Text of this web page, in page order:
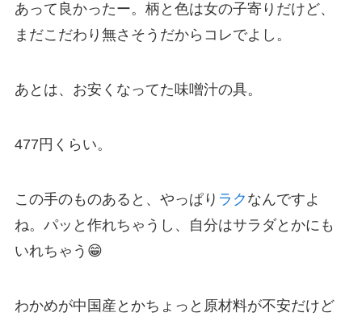
あって良かったー。柄と色は女の子寄りだけど、
まだこだわり無さそうだからコレでよし。
あとは、お安くなってた味噌汁の具。
477円くらい。
この手のものあると、やっぱり ラク なんですよ
ね。パッと作れちゃうし、自分はサラダとかにも
いれちゃう😁
わかめが中国産とかちょっと原材料が不安だけど